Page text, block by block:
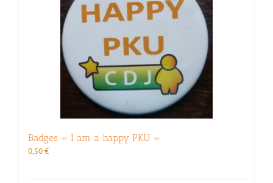
Badges « I am a happy PKU »
0,50€